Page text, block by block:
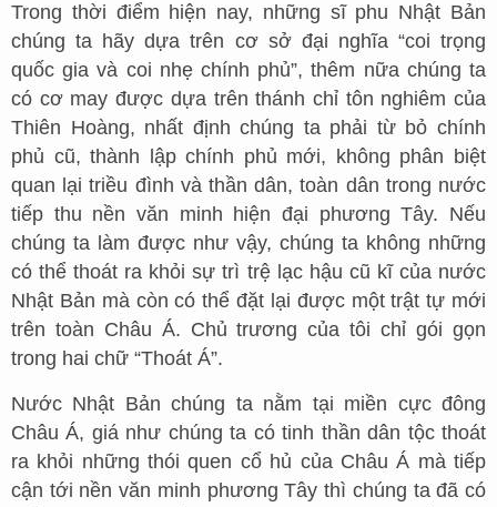
Trong thời điểm hiện nay, những sĩ phu Nhật Bản
chúng ta hãy dựa trên cơ sở đại nghĩa “coi trọng
quốc gia và coi nhẹ chính phủ”, thêm nữa chúng ta
có cơ may được dựa trên thánh chỉ tôn nghiêm của
Thiên Hoàng, nhất định chúng ta phải từ bỏ chính
phủ cũ, thành lập chính phủ mới, không phân biệt
quan lại triều đình và thần dân, toàn dân trong nước
tiếp thu nền văn minh hiện đại phương Tây. Nếu
chúng ta làm được như vậy, chúng ta không những
có thể thoát ra khỏi sự trì trệ lạc hậu cũ kĩ của nước
Nhật Bản mà còn có thể đặt lại được một trật tự mới
trên toàn Châu Á. Chủ trương của tôi chỉ gói gọn
trong hai chữ “Thoát Á”.
Nước Nhật Bản chúng ta nằm tại miền cực đông
Châu Á, giá như chúng ta có tinh thần dân tộc thoát
ra khỏi những thói quen cổ hủ của Châu Á mà tiếp
cận tới nền văn minh phương Tây thì chúng ta đã có